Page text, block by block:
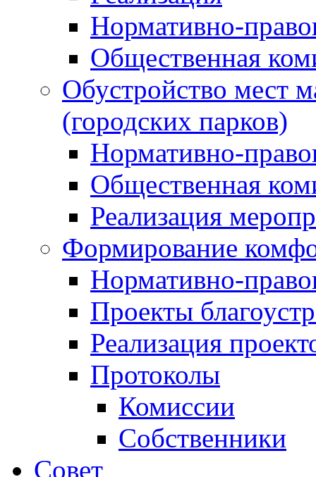
Нормативно-
Общественная
Обустройство мест
(городских парков)
Нормативно-
Общественная
Реализация
Формирование
Нормативно-
Проекты
Реализация
Протоколы
Комиссии
Собственники
Совет